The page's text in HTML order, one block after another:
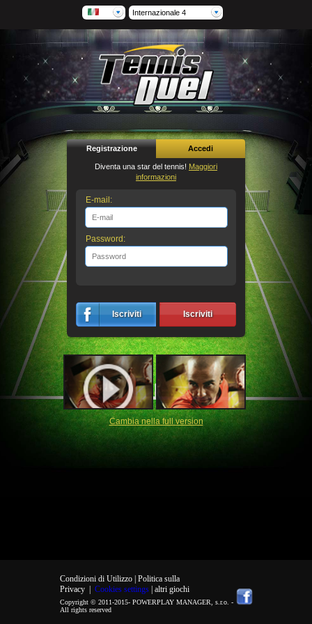
Internazionale 4
Registrazione Accedi
Diventa una star del tennis! Maggiori
informazioni
E-mail:
Password:
Iscriviti Iscriviti
Cambia nella full version
Condizioni di Utilizzo | Politica sulla
Privacy| Cookies settings | altri giochi
Copyright © 2011-2015- POWERPLAY MANAGER, s.r.o. -
All rights reserved